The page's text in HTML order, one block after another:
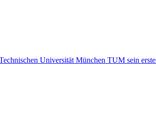
Universität München TUM sein